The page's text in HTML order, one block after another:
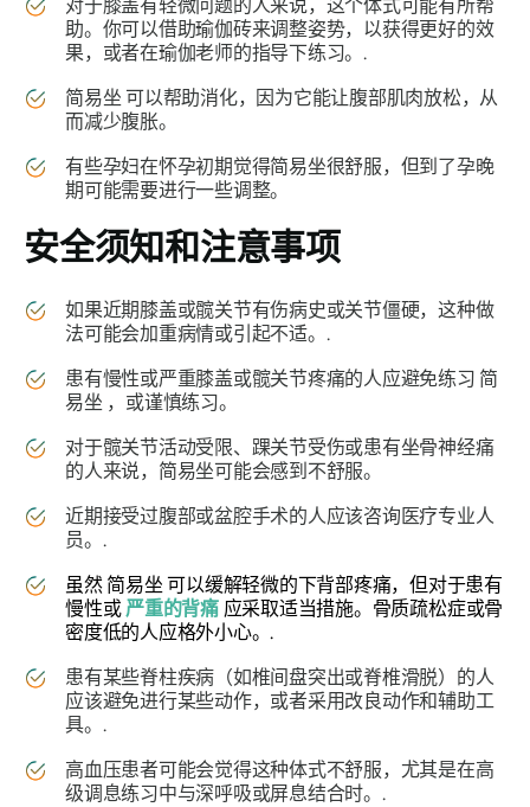
对于膝盖有轻微问题的人来说，这个体式可能有所帮
助。你可以借助瑜伽砖来调整姿势，以获得更好的效
果，或者在瑜伽老师的指导下练习。.
简易坐 可以帮助消化，因为它能让腹部肌肉放松，从
而减少腹胀。
有些孕妇在怀孕初期觉得简易坐很舒服，但到了孕晚
期可能需要进行一些调整。
安全须知和注意事项
如果近期膝盖或髋关节有伤病史或关节僵硬，这种做
法可能会加重病情或引起不适。.
患有慢性或严重膝盖或髋关节疼痛的人应避免练习 简
易坐 ，或谨慎练习。
对于髋关节活动受限、踝关节受伤或患有坐骨神经痛
的人来说， 简易坐可能会感到不舒服。
近期接受过腹部或盆腔手术的人应该咨询医疗专业人
员。.
虽然 简易坐 可以缓解轻微的下背部疼痛，但对于患有
慢性或 严重的背痛 应采取适当措施。骨质疏松症或骨
密度低的人应格外小心。.
患有某些脊柱疾病（如椎间盘突出或脊椎滑脱）的人
应该避免进行某些动作，或者采用改良动作和辅助工
具。.
高血压患者可能会觉得这种体式不舒服，尤其是在高
级调息练习中与深呼吸或屏息结合时。.